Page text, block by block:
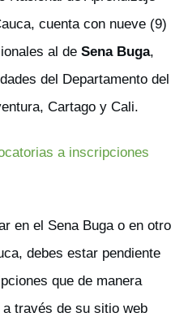
cuenta con nueve (9)
al de Sena Buga,
del Departamento del
Cartago y Cali.
a inscripciones
en el Sena Buga o en otro
debes estar pendiente
que de manera
través de su sitio web